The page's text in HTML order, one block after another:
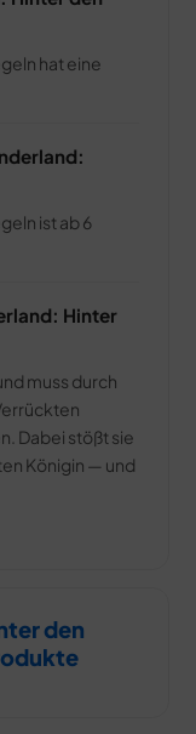
hat eine
ist ab 6
Hinter
muss durch
Dabei stößt sie
Königin — und
den